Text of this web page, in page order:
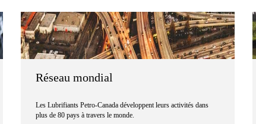
Réseau mondial
Les Lubrifiants Petro-Canada développent leurs activités dans
plus de 80 pays à travers le monde.